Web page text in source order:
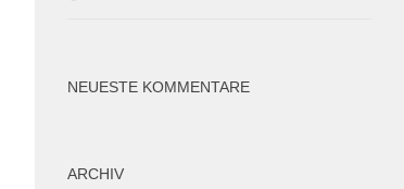
NEUESTE KOMMENTARE
ARCHIV